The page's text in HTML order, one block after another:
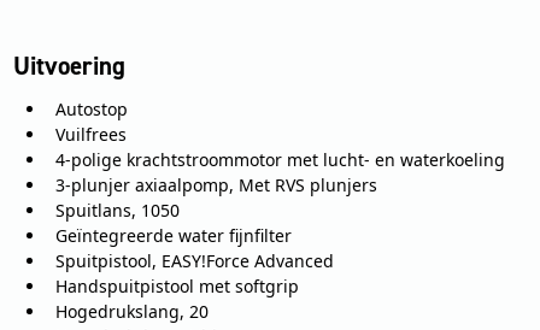
Uitvoering
Autostop
Vuilfrees
4-polige krachtstroommotor met lucht- en waterkoeling
3-plunjer axiaalpomp, Met RVS plunjers
Spuitlans, 1050
Geïntegreerde water fijnfilter
Spuitpistool, EASY!Force Advanced
Handspuitpistool met softgrip
Hogedrukslang, 20